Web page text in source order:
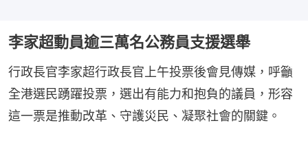
李家超動員逾三萬名公務員支援選舉
行政長官李家超行政長官上午投票後會見傳媒，呼籲
全港選民踴躍投票，選出有能力和抱負的議員，形容
這一票是推動改革、守護災民、凝聚社會的關鍵。